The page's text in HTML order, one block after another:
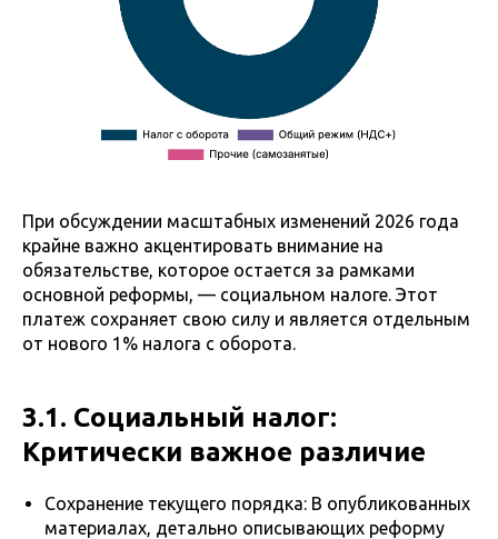
При обсуждении масштабных изменений 2026 года
крайне важно акцентировать внимание на
обязательстве, которое остается за рамками
основной реформы, — социальном налоге. Этот
платеж сохраняет свою силу и является отдельным
от нового 1% налога с оборота.
3.1. Социальный налог:
Критически важное различие
Сохранение текущего порядка: В опубликованных
материалах, детально описывающих реформу